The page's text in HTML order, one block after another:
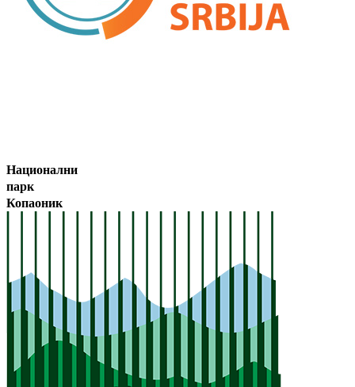
Национални
парк
Копаоник